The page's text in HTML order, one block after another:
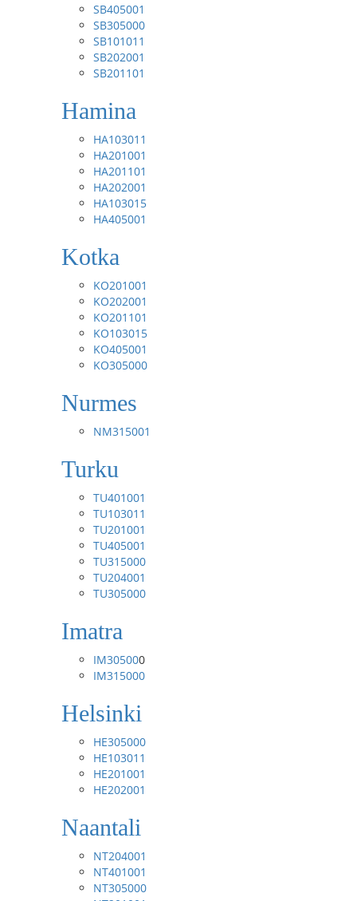
SB405001
SB305000
SB101011
SB202001
SB201101
Hamina
HA103011
HA201001
HA201101
HA202001
HA103015
HA405001
Kotka
KO201001
KO202001
KO201101
KO103015
KO405001
KO305000
Nurmes
NM315001
Turku
TU401001
TU103011
TU201001
TU405001
TU315000
TU204001
TU305000
Imatra
IM305000
IM315000
Helsinki
HE305000
HE103011
HE201001
HE202001
Naantali
NT204001
NT401001
NT305000